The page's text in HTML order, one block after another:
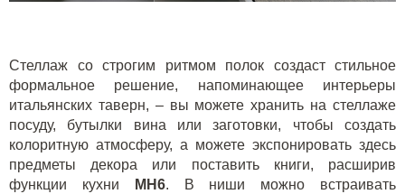
Стеллаж со строгим ритмом полок создаст стильное
формальное решение, напоминающее интерьеры
итальянских таверн, – вы можете хранить на стеллаже
посуду, бутылки вина или заготовки, чтобы создать
колоритную атмосферу, а можете экспонировать здесь
предметы декора или поставить книги, расширив
функции кухни
MH6. В ниши можно встраивать